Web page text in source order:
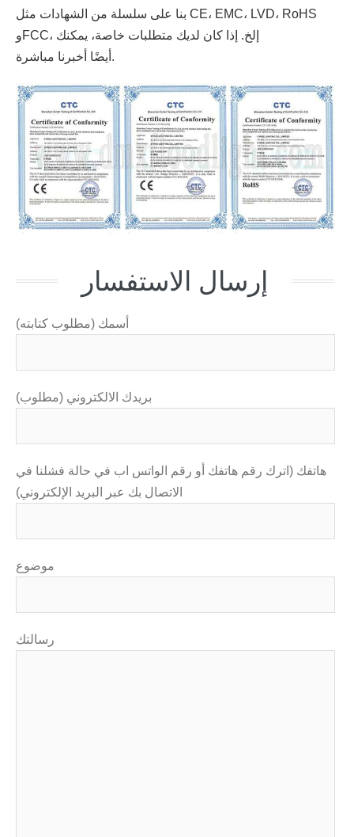
بنا على سلسلة من الشهادات مثل CE، EMC، LVD، RoHS
وFCC، إلخ. إذا كان لديك متطلبات خاصة، يمكنك
أيضًا أخبرنا مباشرة.
إرسال الاستفسار
أسمك (مطلوب كتابته)
بريدك الالكتروني (مطلوب)
هاتفك (اترك رقم هاتفك أو رقم الواتس اب في حالة فشلنا في
الاتصال بك عبر البريد الإلكتروني)
موضوع
رسالتك